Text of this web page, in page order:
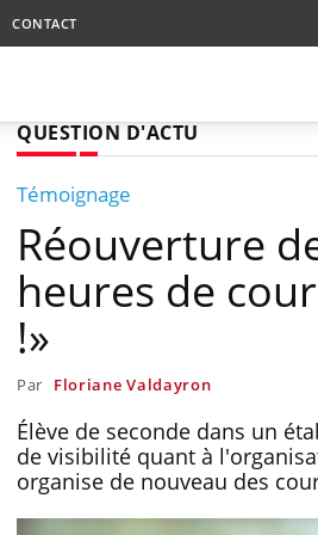
CONTACT
QUESTION D'ACTU
Témoignage
Réouverture
heures de
!»
Par Floriane Valdayron
Élève de seconde dans un
de visibilité quant à
organise de nouveau des